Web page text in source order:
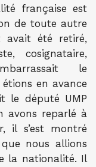
française est
de toute autre
avait été retiré,
cosignataire,
le
en avance
le député UMP
avons reparlé à
il s’est montré
nous allions
la nationalité. Il